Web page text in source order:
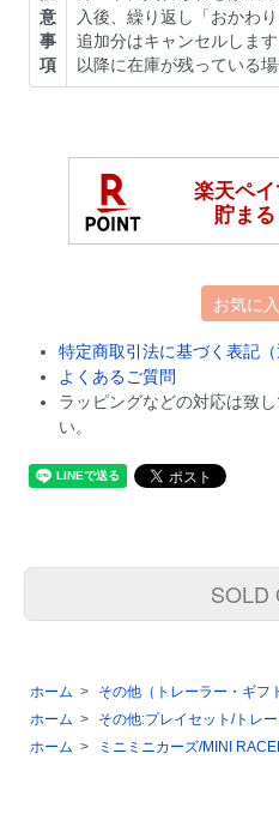
意
事
項
入後、繰り返し「おかわ
追加分はキャンセルしま
以降に在庫が残っている
お気に
特定商取引法に基づく表記（
よくあるご質問
ラッピングなどの対応は致
い。
SOLD
ホーム >
その他（トレーラー・ギフ
ホーム >
その他:プレイセット/トレ
ホーム > ミニミニカーズ/MINI